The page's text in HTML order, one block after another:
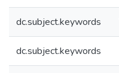
dc.subject.keywords
dc.subject.keywords